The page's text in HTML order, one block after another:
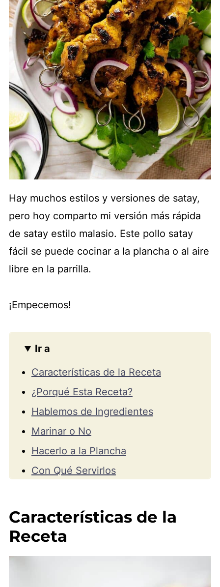
Hay muchos estilos y versiones de satay,
pero hoy comparto mi versión más rápida
de satay estilo malasio. Este pollo satay
fácil se puede cocinar a la plancha o al aire
libre en la parrilla.
¡Empecemos!
Ir a
Características de la Receta
¿Porqué Esta Receta?
Hablemos de Ingredientes
Marinar o No
Hacerlo a la Plancha
Con Qué Servirlos
Más Recetas con Pollo
Video
Características de la
Receta